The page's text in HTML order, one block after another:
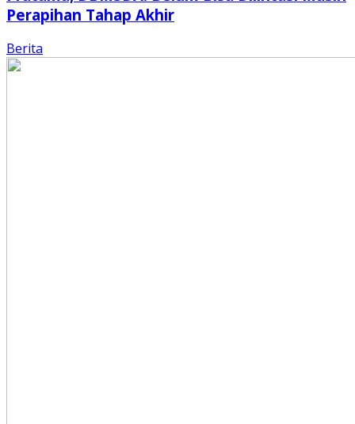
Perapihan Tahap Akhir
Berita